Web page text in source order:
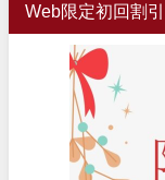
Web限定初回割引